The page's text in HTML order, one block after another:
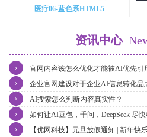
医疗06-蓝色系HTML5
资讯中心
官网内容该怎么优化才能被AI优先引
›
企业官网建设对于企业AI信息转化品
›
AI搜索怎么判断内容真实性？
›
如何让AI豆包，千问，DeepSeek 尽
›
【优网科技】元旦放假通知 | 新年快
›